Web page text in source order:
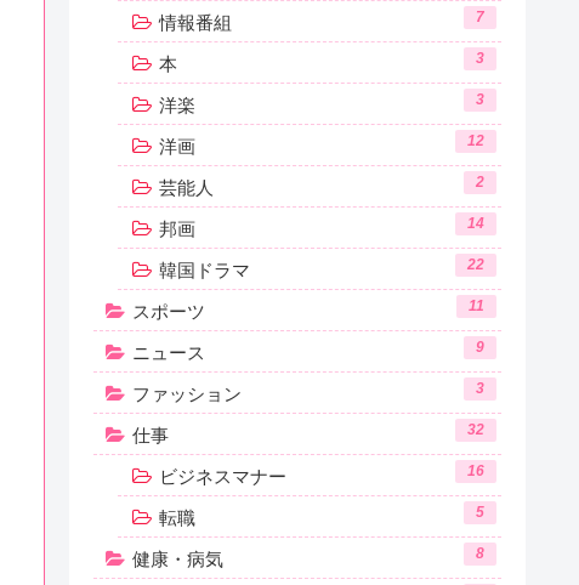
情報番組 7
本 3
洋楽 3
洋画 12
芸能人 2
邦画 14
韓国ドラマ 22
スポーツ 11
ニュース 9
ファッション 3
仕事 32
ビジネスマナー 16
転職 5
健康・病気 8